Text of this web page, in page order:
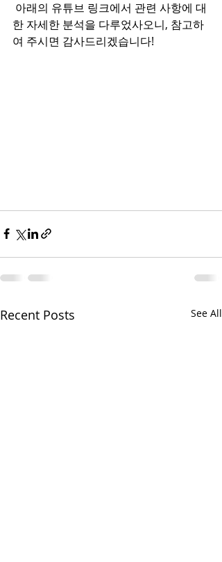
한 자세한 분석을 다루었사오니, 참고하
여 주시면 감사드리겠습니다!
Recent Posts See All